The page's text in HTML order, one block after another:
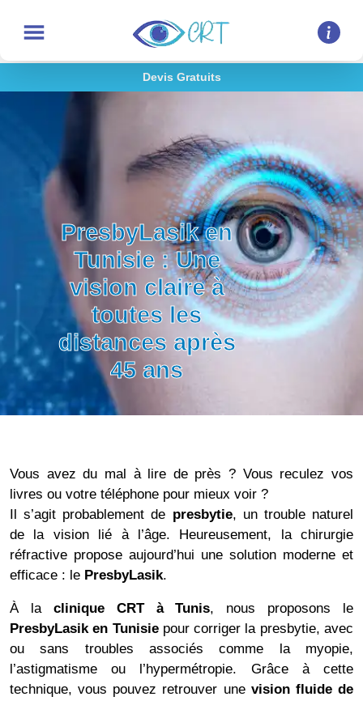
Devis Gratuits
PresbyLasik en
Tunisie : Une
vision claire à
toutes les
distances après
45 ans
Vous avez du mal à lire de près ? Vous reculez vos
livres ou votre téléphone pour mieux voir ?
Il s’agit probablement de presbytie, un trouble naturel
de la vision lié à l’âge. Heureusement, la chirurgie
réfractive propose aujourd’hui une solution moderne et
efficace : le PresbyLasik.
À la clinique CRT à Tunis, nous proposons le
PresbyLasik en Tunisiepour corriger la presbytie, avec
ou sans troubles associés comme la myopie,
l’astigmatisme ou l’hypermétropie. Grâce à cette
technique, vous pouvez retrouver une vision fluide de